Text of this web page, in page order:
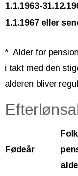
1.1.1963-
1.1.1967 eller
* Alder for
i takt med den
alderen bliver
Fødeår